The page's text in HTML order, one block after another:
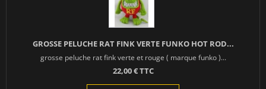
GROSSE PELUCHE RAT FINK VERTE FUNKO HOT ROD...
grosse peluche rat fink verte et rouge ( marque funko )...
22,00 € TTC